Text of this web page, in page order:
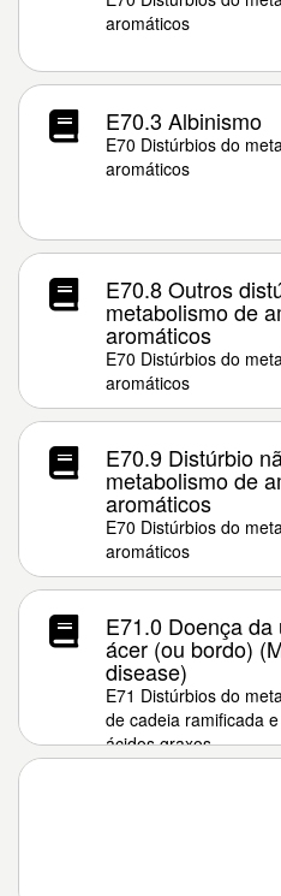
aromáticos
E70.3 Albinismo
E70 Distúrbios do
aromáticos
E70.8 Outros
metabolismo de
aromáticos
E70 Distúrbios do
aromáticos
E70.9 Distúrbio
metabolismo de
aromáticos
E70 Distúrbios do
aromáticos
E71.0 Doença
ácer (ou bordo)
disease)
E71 Distúrbios do
de cadeia ramificada
ácidos graxos